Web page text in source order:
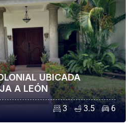
UBICADA
A LEÓN
3 3.5 6